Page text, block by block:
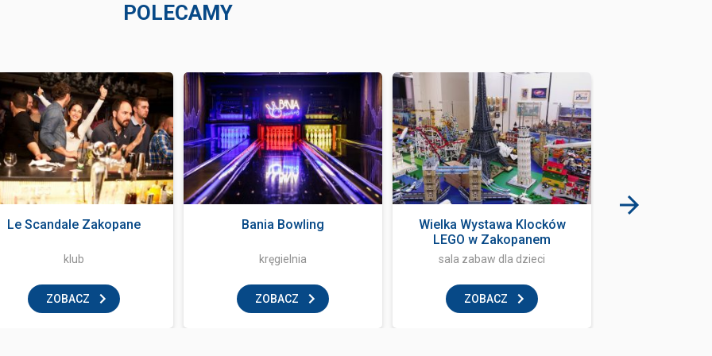
POLECAMY
Le Scandale Zakopane
klub
ZOBACZ
Bania Bowling
kręgielnia
ZOBACZ
Wielka Wystawa Klocków
LEGO w Zakopanem
sala zabaw dla dzieci
ZOBACZ